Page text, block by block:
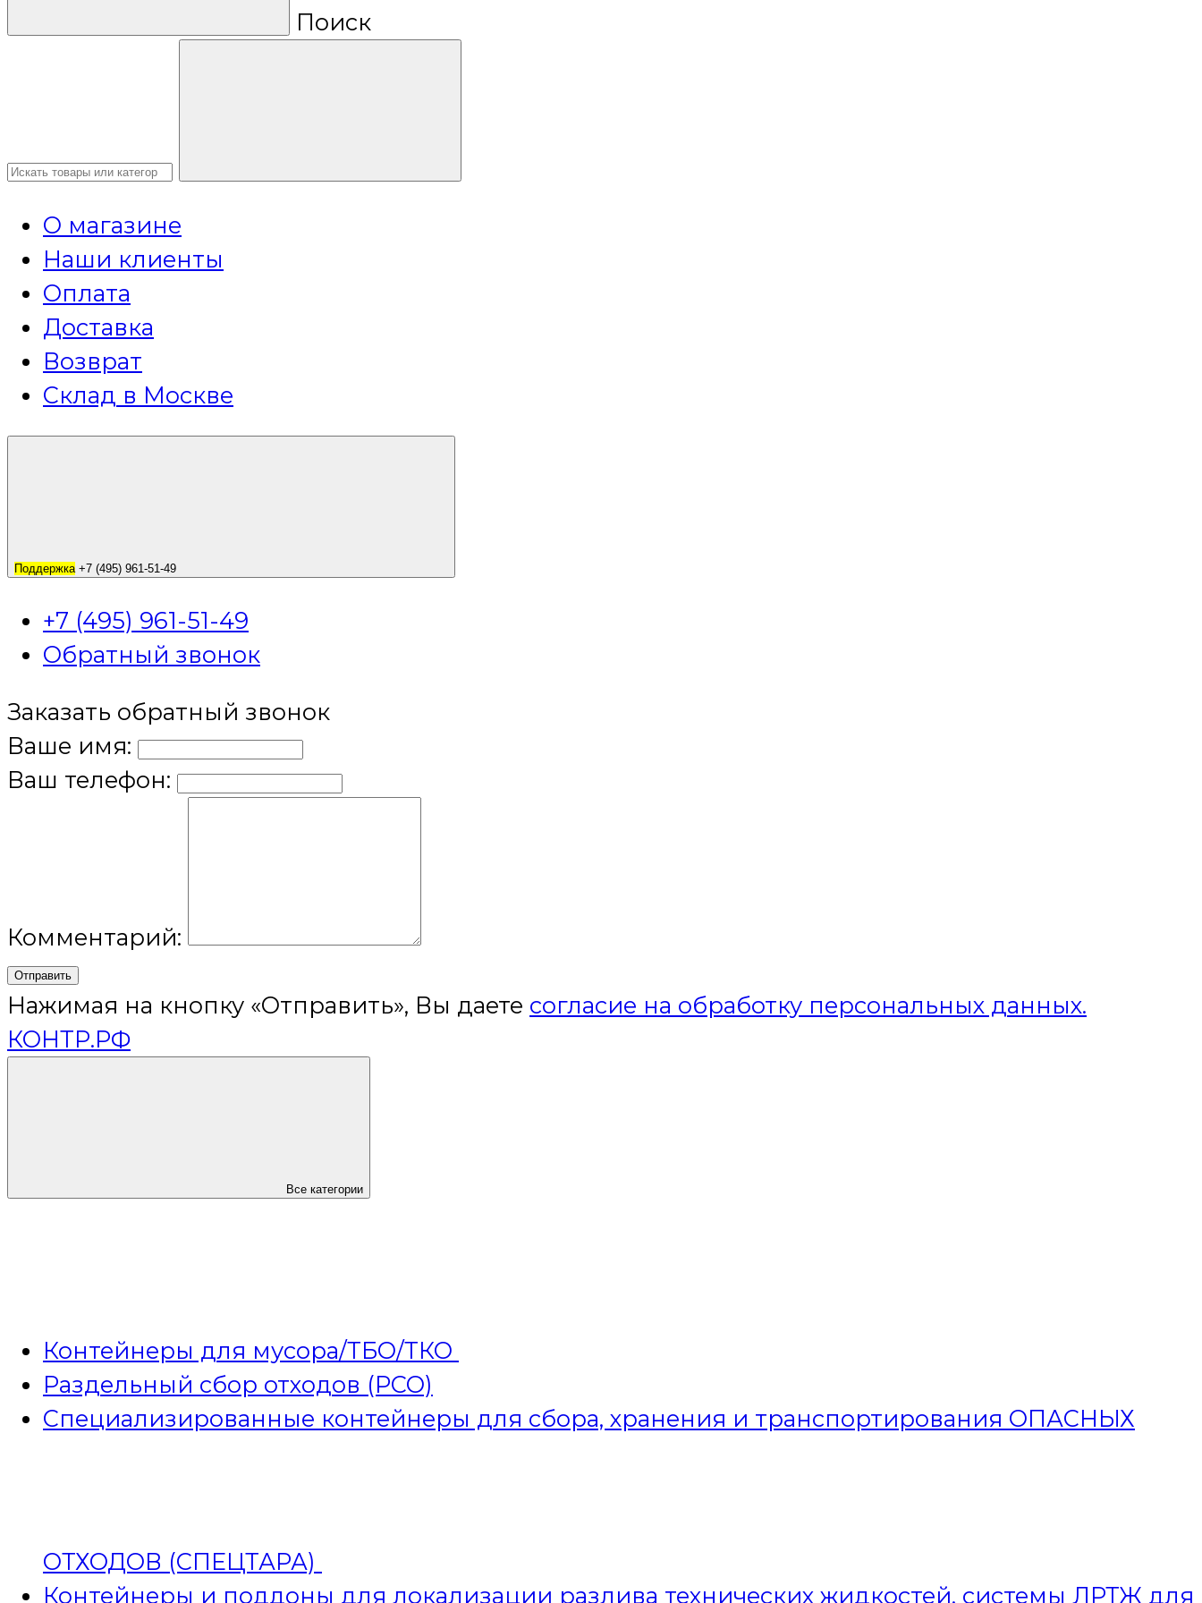
Поиск
О магазине
Наши клиенты
Оплата
Доставка
Возврат
Склад в Москве
Поддержка +7 (495) 961-51-49
+7 (495) 961-51-49
Обратный звонок
Заказать обратный звонок
Ваше имя:
Ваш телефон:
Комментарий:
Отправить
Нажимая на кнопку «Отправить», Вы даете согласие на обработку персональных данных.
КОНТР.РФ
Все категории
Контейнеры для мусора/ТБО/ТКО
Раздельный сбор отходов (РСО)
Специализированные контейнеры для сбора, хранения и транспортирования ОПАСНЫХ
ОТХОДОВ (СПЕЦТАРА)
Контейнеры и поддоны для локализации разлива технических жидкостей, системы ЛРТЖ для